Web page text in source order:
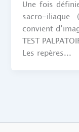
Une fois
sacro-iliaque
convient
TEST
Les repères...